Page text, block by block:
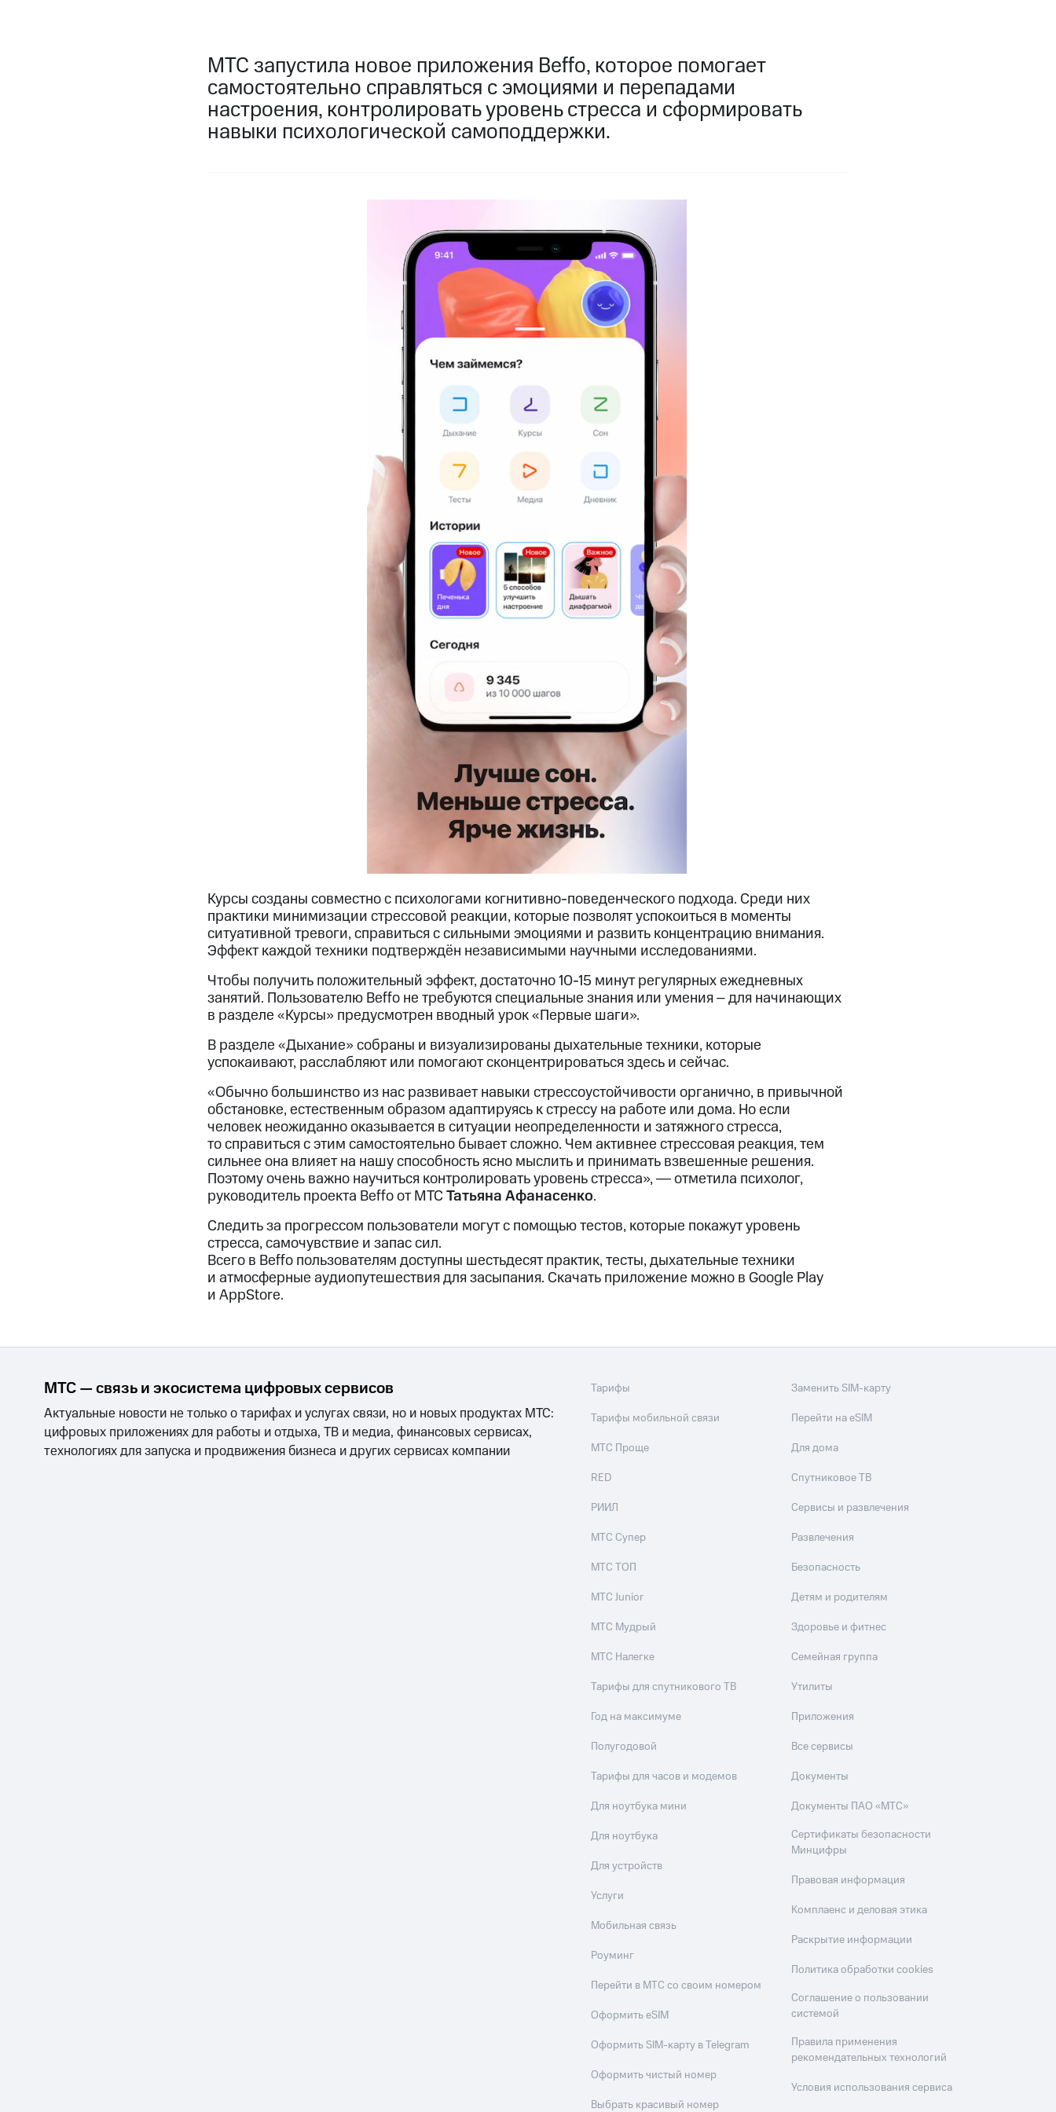
МТС запустила новое приложения Beffo, которое помогает
самостоятельно справляться с эмоциями и перепадами
настроения, контролировать уровень стресса и сформировать
навыки психологической самоподдержки.
Курсы созданы совместно с психологами когнитивно-поведенческого подхода. Среди них
практики минимизации стрессовой реакции, которые позволят успокоиться в моменты
ситуативной тревоги, справиться с сильными эмоциями и развить концентрацию внимания.
Эффект каждой техники подтверждён независимыми научными исследованиями.
Чтобы получить положительный эффект, достаточно 10-15 минут регулярных ежедневных
занятий. Пользователю Beffo не требуются специальные знания или умения ‒ для начинающих
в разделе «Курсы» предусмотрен вводный урок «Первые шаги».
В разделе «Дыхание» собраны и визуализированы дыхательные техники, которые
успокаивают, расслабляют или помогают сконцентрироваться здесь и сейчас.
«Обычно большинство из нас развивает навыки стрессоустойчивости органично, в привычной
обстановке, естественным образом адаптируясь к стрессу на работе или дома. Но если
человек неожиданно оказывается в ситуации неопределенности и затяжного стресса,
то справиться с этим самостоятельно бывает сложно. Чем активнее стрессовая реакция, тем
сильнее она влияет на нашу способность ясно мыслить и принимать взвешенные решения.
Поэтому очень важно научиться контролировать уровень стресса», ― отметила психолог,
руководитель проекта Beffo от МТСТатьяна Афанасенко.
Следить за прогрессом пользователи могут с помощью тестов, которые покажут уровень
стресса, самочувствие и запас сил.
Всего в Beffo пользователям доступны шестьдесят практик, тесты, дыхательные техники
и атмосферные аудиопутешествия для засыпания. Скачать приложение можно в Google Play
и AppStore.
МТС — связь и экосистема цифровых сервисов
Актуальные новости не только о тарифах и услугах связи, но и новых продуктах МТС:
цифровых приложениях для работы и отдыха, ТВ и медиа, финансовых сервисах,
технологиях для запуска и продвижения бизнеса и других сервисах компании
Тарифы
Тарифы мобильной связи
МТС Проще
RED
РИИЛ
МТС Супер
МТС ТОП
МТС Junior
МТС Мудрый
МТС Налегке
Тарифы для спутникового ТВ
Год на максимуме
Полугодовой
Тарифы для часов и модемов
Для ноутбука мини
Для ноутбука
Для устройств
Услуги
Мобильная связь
Роуминг
Перейти в МТС со своим номером
Оформить eSIM
Оформить SIM-карту в Telegram
Оформить чистый номер
Выбрать красивый номер
Заменить SIM-карту
Перейти на eSIM
Для дома
Спутниковое ТВ
Сервисы и развлечения
Развлечения
Безопасность
Детям и родителям
Здоровье и фитнес
Семейная группа
Утилиты
Приложения
Все сервисы
Документы
Документы ПАО «МТС»
Сертификаты безопасности
Минцифры
Правовая информация
Комплаенс и деловая этика
Раскрытие информации
Политика обработки cookies
Соглашение о пользовании
системой
Правила применения
рекомендательных технологий
Условия использования сервиса